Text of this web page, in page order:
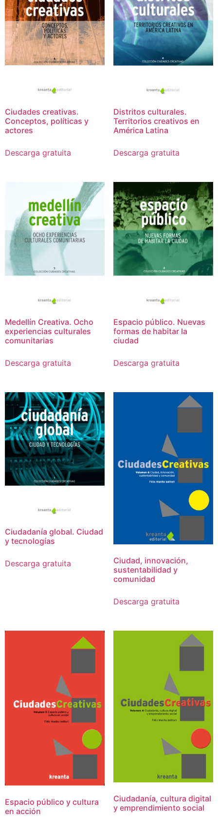
Ciudades creativas.
Conceptos, políticas y
actores
Descarga gratuita
Distritos culturales.
Territorios creativos en
América Latina
Descarga gratuita
Medellín Creativa. Ocho
experiencias culturales
comunitarias
Descarga gratuita
Espacio público. Nuevas
formas de habitar la
ciudad
Descarga gratuita
Ciudadanía global. Ciudad
y tecnologías
Descarga gratuita
Ciudad, innovación,
sustentabilidad y
comunidad
Descarga gratuita
Espacio público y cultura
en acción
Ciudadanía, cultura digital
y emprendimiento social